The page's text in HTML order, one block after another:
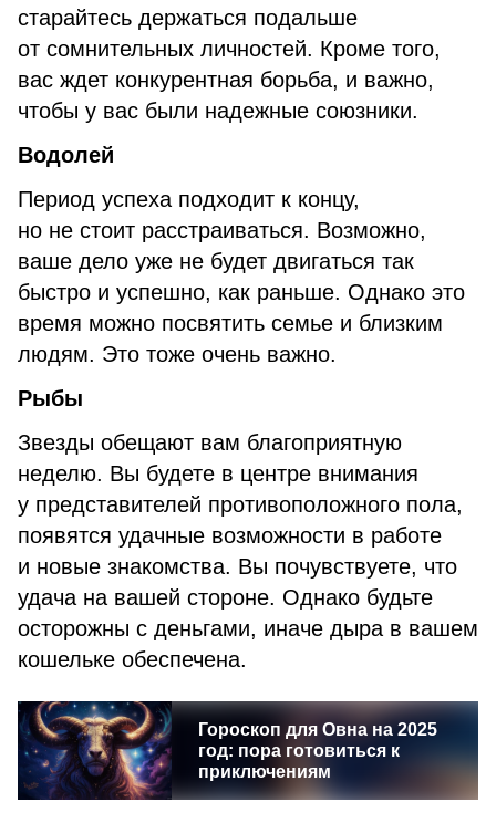
старайтесь держаться подальше
от сомнительных личностей. Кроме того,
вас ждет конкурентная борьба, и важно,
чтобы у вас были надежные союзники.
Водолей
Период успеха подходит к концу,
но не стоит расстраиваться. Возможно,
ваше дело уже не будет двигаться так
быстро и успешно, как раньше. Однако это
время можно посвятить семье и близким
людям. Это тоже очень важно.
Рыбы
Звезды обещают вам благоприятную
неделю. Вы будете в центре внимания
у представителей противоположного пола,
появятся удачные возможности в работе
и новые знакомства. Вы почувствуете, что
удача на вашей стороне. Однако будьте
осторожны с деньгами, иначе дыра в вашем
кошельке обеспечена.
Гороскоп для Овна на 2025
год: пора готовиться к
приключениям